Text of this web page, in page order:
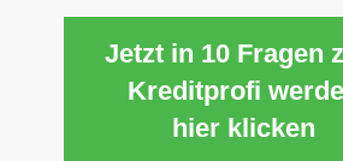
Jetzt in 10 Fragen
Kreditprofi
hier klicken